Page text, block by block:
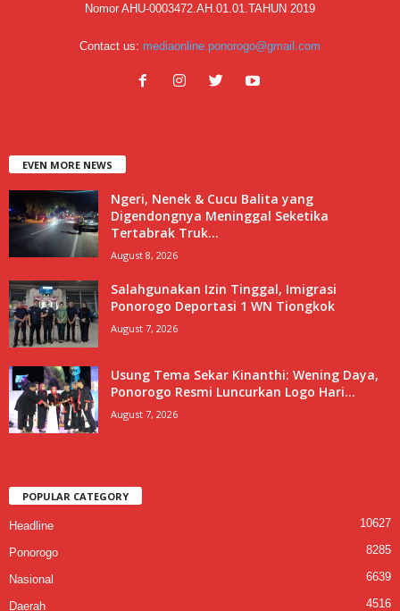
Nomor AHU-0003472.AH.01.01.TAHUN 2019
Contact us: mediaonline.ponorogo@gmail.com
EVEN MORE NEWS
Ngeri, Nenek & Cucu Balita yang
Digendongnya Meninggal Seketika
Tertabrak Truk...
August 8, 2026
Salahgunakan Izin Tinggal, Imigrasi
Ponorogo Deportasi 1 WN Tiongkok
August 7, 2026
Usung Tema Sekar Kinanthi: Wening Daya,
Ponorogo Resmi Luncurkan Logo Hari...
August 7, 2026
POPULAR CATEGORY
Headline 10627
Ponorogo 8285
Nasional 6639
Daerah 4516